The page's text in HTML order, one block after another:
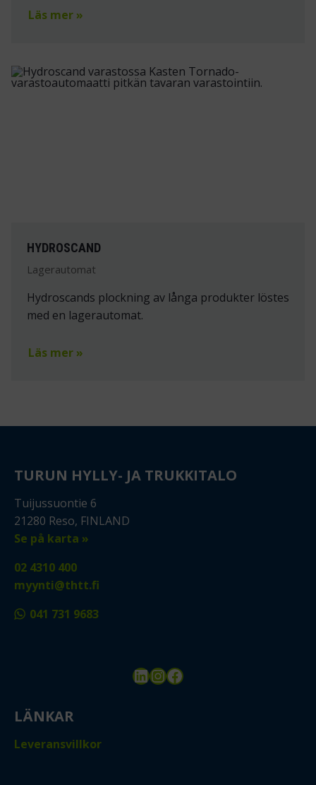
Läs mer »
HYDROSCAND
Lagerautomat
Hydroscands plockning av långa produkter löstes
med en lagerautomat.
Läs mer »
TURUN HYLLY- JA TRUKKITALO
Tuijussuontie 6
21280 Reso, FINLAND
Se på karta »
02 4310 400
myynti@thtt.fi
041 731 9683
LinkedIn
Instagram
Facebook
LÄNKAR
Leveransvillkor